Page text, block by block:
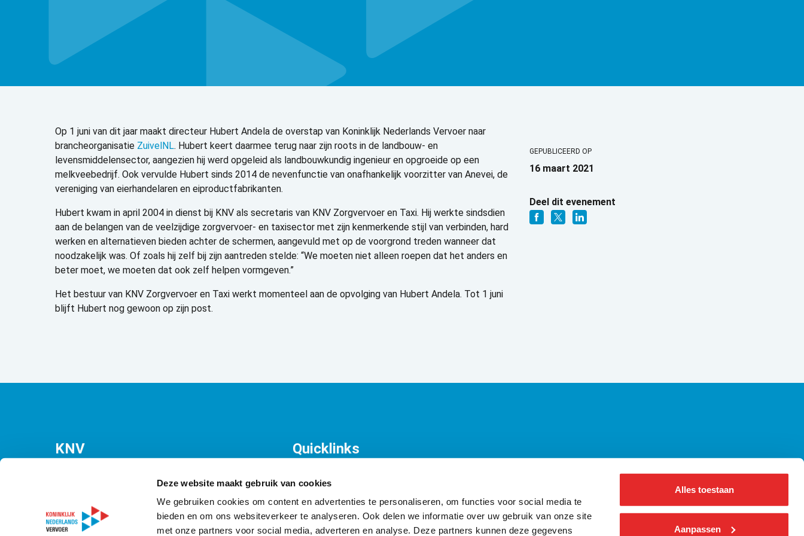
Deze website maakt gebruik van cookies
We gebruiken cookies om content en advertenties te personaliseren, om functies voor social media te
bieden en om ons websiteverkeer te analyseren. Ook delen we informatie over uw gebruik van onze site
met onze partners voor social media, adverteren en analyse. Deze partners kunnen deze gegevens
Alles toestaan
Aanpassen
Op 1 juni van dit jaar maakt directeur Hubert Andela de overstap van Koninklijk Nederlands Vervoer naar
brancheorganisatie ZuivelNL. Hubert keert daarmee terug naar zijn roots in de landbouw- en
levensmiddelensector, aangezien hij werd opgeleid als landbouwkundig ingenieur en opgroeide op een
melkveebedrijf. Ook vervulde Hubert sinds 2014 de nevenfunctie van onafhankelijk voorzitter van Anevei, de
vereniging van eierhandelaren en eiproductfabrikanten.
Hubert kwam in april 2004 in dienst bij KNV als secretaris van KNV Zorgvervoer en Taxi. Hij werkte sindsdien
aan de belangen van de veelzijdige zorgvervoer- en taxisector met zijn kenmerkende stijl van verbinden, hard
werken en alternatieven bieden achter de schermen, aangevuld met op de voorgrond treden wanneer dat
noodzakelijk was. Of zoals hij zelf bij zijn aantreden stelde: “We moeten niet alleen roepen dat het anders en
beter moet, we moeten dat ook zelf helpen vormgeven.”
Het bestuur van KNV Zorgvervoer en Taxi werkt momenteel aan de opvolging van Hubert Andela. Tot 1 juni
blijft Hubert nog gewoon op zijn post.
GEPUBLICEERD OP
16 maart 2021
Deel dit evenement
KNV
T070 349 09 21
Quicklinks
Contact
About us ǀ English
Informatie voor pers